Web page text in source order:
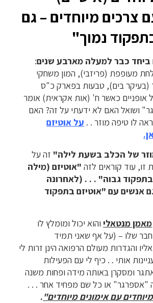
צרכים מיוחדים – גם
נמוך"
ביחד כבר למעלה מארבע שנים:
מעופפת (פריזבי), המון משחקי
(בעיקר בים), טבעות בפארק כ"ס
אופניים כאשר ח' (אות אקראית) אומר
ושואל האם לא ידעתי על זה? האם
לו טיפה מוזר . . על אוטיזם
של הכלב בשעת לילה" זה על
עוד קוראים לזה "אוטיזם (מילה
גבוה" . . . (לאחרונה
אנשים עם "אוטיזם בתפקוד
מאמן מנטאליוהוא יכול ומומלץ לו
שלו – (על אף שאני תמיד
והגדרות מעולם הרפואה הינן זרות לי
אותי . . כיף לי עם הפעילות
ומסקרן באותה מידה ופחות משנה
"אספרגר" או כל שם מפחיד אחר . . .
עם אימונים מיוחדים".